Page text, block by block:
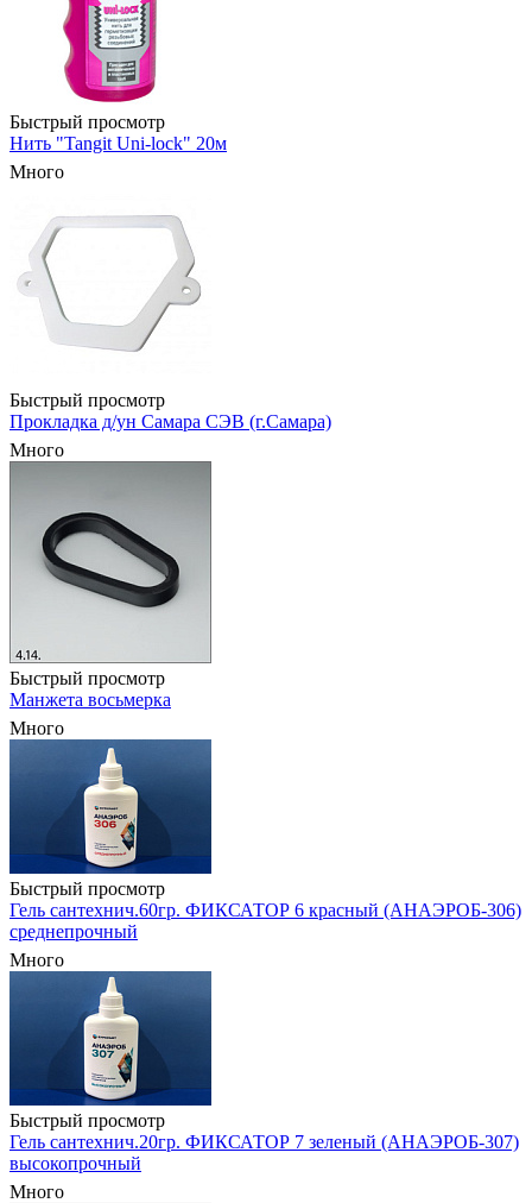
Быстрый просмотр
Нить "Tangit Uni-lock" 20м
Много
Быстрый просмотр
Прокладка д/ун Самара СЭВ (г.Самара)
Много
Быстрый просмотр
Манжета восьмерка
Много
Быстрый просмотр
Гель сантехнич.60гр. ФИКСАТОР 6 красный (АНАЭРОБ-306)
среднепрочный
Много
Быстрый просмотр
Гель сантехнич.20гр. ФИКСАТОР 7 зеленый (АНАЭРОБ-307)
высокопрочный
Много